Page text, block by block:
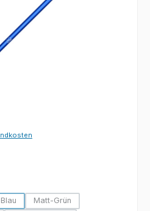
nicht verfügbar.)
(Diese Option ist zurzeit nicht verfügbar.)
Matt-Grün
(Diese Option ist zurzeit